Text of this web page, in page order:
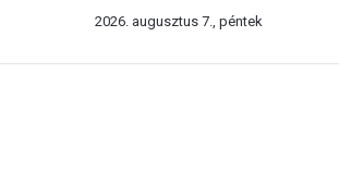
2026. augusztus 7., péntek